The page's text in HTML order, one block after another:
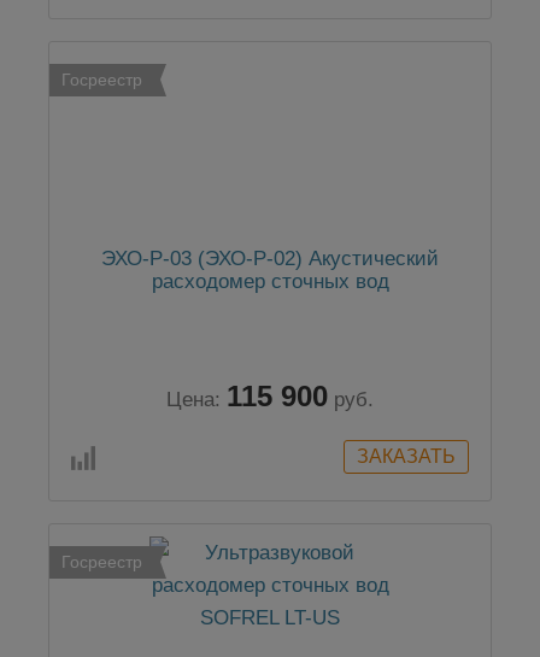
Госреестр
ЭХО-Р-03 (ЭХО-Р-02) Акустический
расходомер сточных вод
Цена: 115 900 руб.
Госреестр